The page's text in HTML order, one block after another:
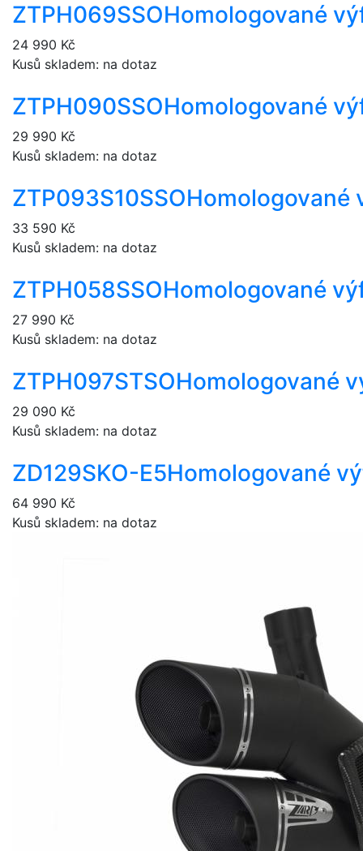
ZTPH069SSOHomologované
24 990 Kč
Kusů skladem: na dotaz
ZTPH090SSOHomologované
29 990 Kč
Kusů skladem: na dotaz
ZTP093S10SSOHomologované
33 590 Kč
Kusů skladem: na dotaz
ZTPH058SSOHomologované
27 990 Kč
Kusů skladem: na dotaz
ZTPH097STSOHomologované
29 090 Kč
Kusů skladem: na dotaz
ZD129SKO-E5Homologované
64 990 Kč
Kusů skladem: na dotaz